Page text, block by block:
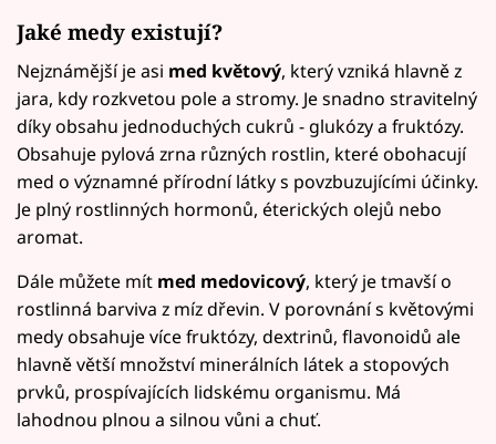
Jaké medy existují?
Nejznámější je asi med květový, který vzniká hlavně z
jara, kdy rozkvetou pole a stromy. Je snadno stravitelný
díky obsahu jednoduchých cukrů - glukózy a fruktózy.
Obsahuje pylová zrna různých rostlin, které obohacují
med o významné přírodní látky s povzbuzujícími účinky.
Je plný rostlinných hormonů, éterických olejů nebo
aromat.
Dále můžete mít med medovicový, který je tmavší o
rostlinná barviva z míz dřevin. V porovnání s květovými
medy obsahuje více fruktózy, dextrinů, flavonoidů ale
hlavně větší množství minerálních látek a stopových
prvků, prospívajících lidskému organismu. Má
lahodnou plnou a silnou vůni a chuť.